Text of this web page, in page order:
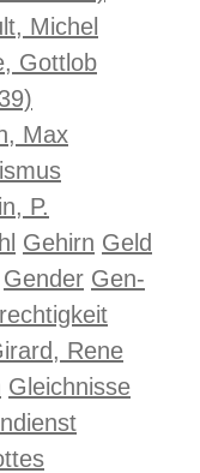
Michel
Gottlob
Max
P.
Gehirn Geld
Gender Gen-
Rene
Gleichnisse